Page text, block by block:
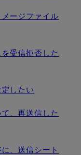
ージファイル
受信拒否した
したい
、再送信した
、送信シート